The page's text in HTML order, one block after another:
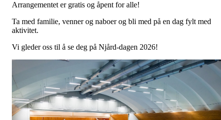
Arrangementet er gratis og åpent for alle!
Ta med familie, venner og naboer og bli med på en dag fylt med
aktivitet.
Vi gleder oss til å se deg på Njård-dagen 2026!